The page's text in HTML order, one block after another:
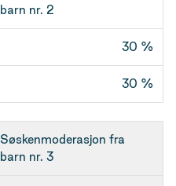
barn nr. 2
30 %
30 %
Søskenmoderasjon fra
barn nr. 3